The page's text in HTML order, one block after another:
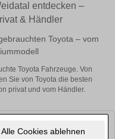
Alle Cookies ablehnen
entdecken –
& Händler
Toyota – vom
Toyota Fahrzeuge. Von
Sie von Toyota die besten
privat und vom Händler.
Autos finden. Schauen Sie